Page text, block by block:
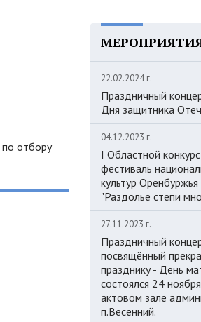
отбору
22.02.2024 г.
Праздничный
Дня защитника
04.12.2023 г.
I Областной
фестиваль
культур Оренбуржья
"Раздолье степи
27.11.2023 г.
Праздничный
посвящённый
празднику - День
состоялся 24
актовом зале
п.Весенний.